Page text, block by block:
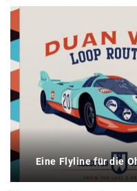
Eine Flyline für die